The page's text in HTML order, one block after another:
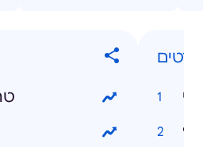
סרטים